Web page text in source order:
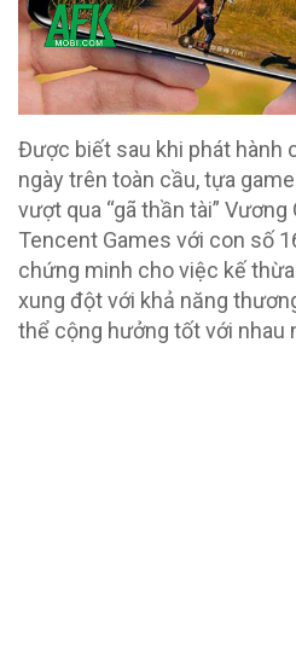
Được biết sau khi phát hành
ngày trên toàn cầu, tựa
vượt qua “gã thần tài” Vương
Tencent Games với con số
chứng minh cho việc kế
xung đột với khả năng
thể cộng hưởng tốt với nhau